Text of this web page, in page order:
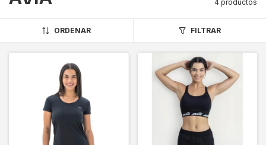
4 productos
ORDENAR FILTRAR